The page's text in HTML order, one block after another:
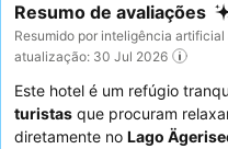
Resumo de avaliações
Resumido por inteligência
atualização: 30 Jul 2026
Este hotel é um refúgio
turistas que procuram
diretamente no Lago